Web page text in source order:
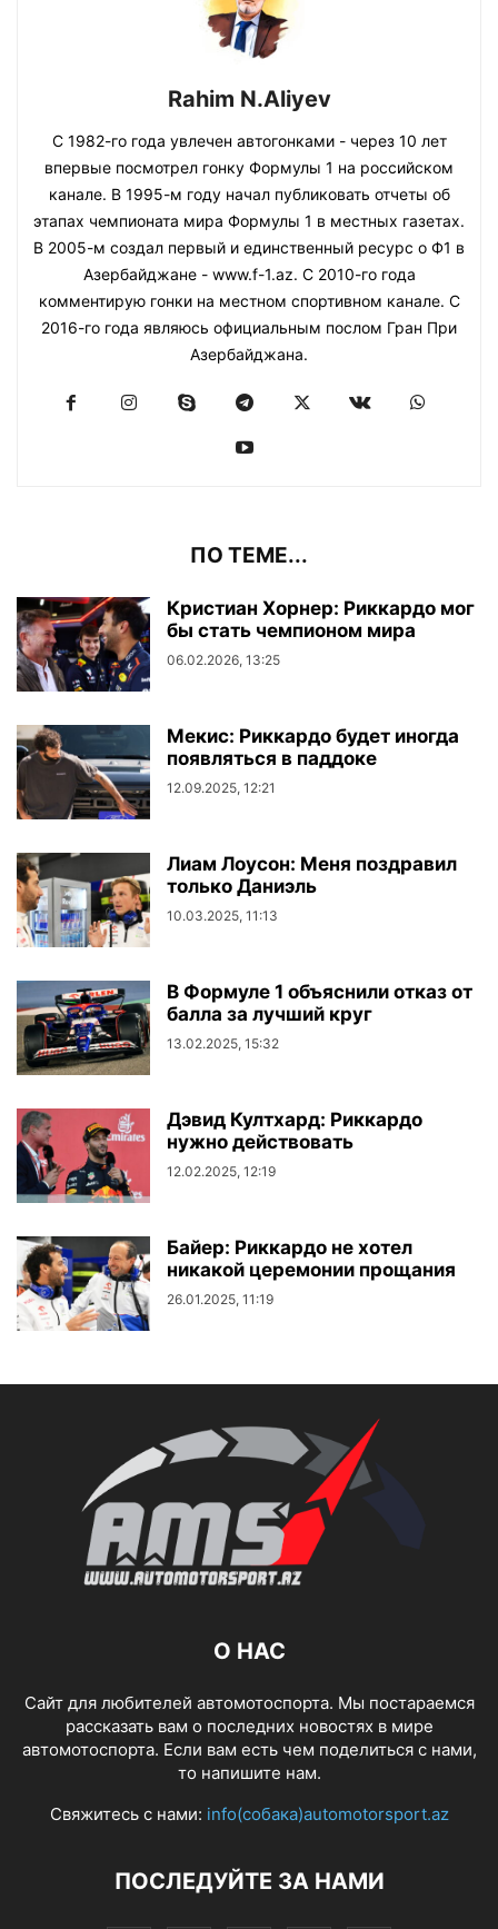
Rahim N.Aliyev
С 1982-го года увлечен автогонками - через 10 лет
впервые посмотрел гонку Формулы 1 на российском
канале. В 1995-м году начал публиковать отчеты об
этапах чемпионата мира Формулы 1 в местных газетах.
В 2005-м создал первый и единственный ресурс о Ф1 в
Азербайджане - www.f-1.az. С 2010-го года
комментирую гонки на местном спортивном канале. С
2016-го года являюсь официальным послом Гран При
Азербайджана.
ПО ТЕМЕ...
Кристиан Хорнер: Риккардо мог
бы стать чемпионом мира
06.02.2026, 13:25
Мекис: Риккардо будет иногда
появляться в паддоке
12.09.2025, 12:21
Лиам Лоусон: Меня поздравил
только Даниэль
10.03.2025, 11:13
В Формуле 1 объяснили отказ от
балла за лучший круг
13.02.2025, 15:32
Дэвид Култхард: Риккардо
нужно действовать
12.02.2025, 12:19
Байер: Риккардо не хотел
никакой церемонии прощания
26.01.2025, 11:19
О НАС
Сайт для любителей автомотоспорта. Мы постараемся
рассказать вам о последних новостях в мире
автомотоспорта. Если вам есть чем поделиться с нами,
то напишите нам.
Свяжитесь с нами: info(собака)automotorsport.az
ПОСЛЕДУЙТЕ ЗА НАМИ